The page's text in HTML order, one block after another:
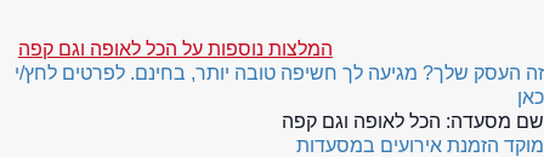
המלצות נוספות על הכל לאופה וגם קפה
זה העסק שלך? מגיעה לך חשיפה טובה יותר, בחינם. לפרטים לחץ/י
כאן
שם מסעדה: הכל לאופה וגם קפה
מוקד הזמנת אירועים במסעדות